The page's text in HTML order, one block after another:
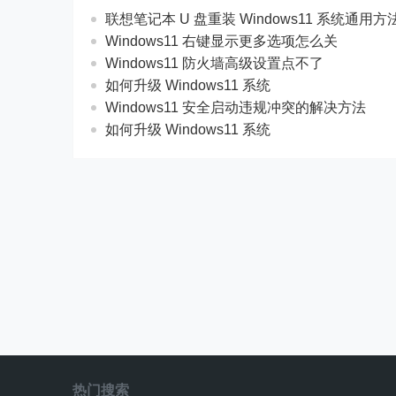
联想笔记本 U 盘重装 Windows11 系统通用方
Windows11 右键显示更多选项怎么关
Windows11 防火墙高级设置点不了
如何升级 Windows11 系统
Windows11 安全启动违规冲突的解决方法
如何升级 Windows11 系统
热门搜索